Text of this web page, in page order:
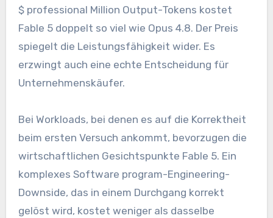
$ professional Million Output-Tokens kostet
Fable 5 doppelt so viel wie Opus 4.8. Der Preis
spiegelt die Leistungsfähigkeit wider. Es
erzwingt auch eine echte Entscheidung für
Unternehmenskäufer.
Bei Workloads, bei denen es auf die Korrektheit
beim ersten Versuch ankommt, bevorzugen die
wirtschaftlichen Gesichtspunkte Fable 5. Ein
komplexes Software program-Engineering-
Downside, das in einem Durchgang korrekt
gelöst wird, kostet weniger als dasselbe